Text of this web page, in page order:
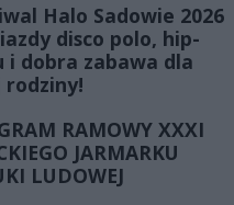
Halo Sadowie 2026
disco polo, hip-
i dobra zabawa dla
rodziny!
RAMOWY XXXI
JARMARKU
LUDOWEJ